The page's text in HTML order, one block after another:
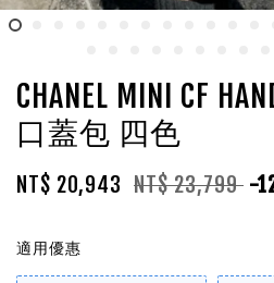
CHANEL MINI CF
口蓋包 四色
NT$ 20,943 NT$ 23,799 -
適用優惠